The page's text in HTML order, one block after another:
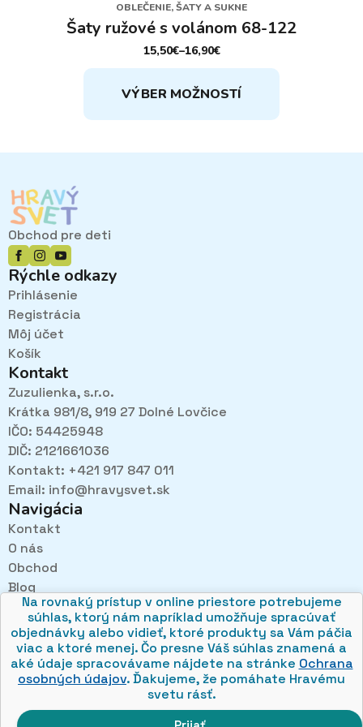
Pri návštevách kamenného obchodu pozorne
načúvame malým aj veľkým, aby sme zistili, čo sa Vám
v obchode páči najviac a mohli sa tak posúvať vpred.
Na rovnaký prístup v online priestore potrebujeme
súhlas, ktorý nám napríklad umožňuje spracúvať
objednávky alebo vidieť, ktoré produkty sa Vám páčia
viac a ktoré menej. Čo presne Váš súhlas znamená a
aké údaje spracovávame nájdete na stránke Ochrana
osobných údajov. Ďakujeme, že pomáhate Hravému
svetu rásť.
🍪
OBLEČENIE, ŠATY A SUKNE
Šaty ružové s volánom 68-122
15,50€–16,90€
PRICE
RANGE:
THROUGH
VÝBER MOŽNOSTÍ
Tento
produkt
má
variantov.
vybrať
stránke
Obchod pre deti
Rýchle odkazy
Prihlásenie
Registrácia
Môj účet
Košík
Kontakt
Zuzulienka, s.r.o.
Krátka 981/8, 919 27 Dolné Lovčice
IČO: 54425948
DIČ: 2121661036
Kontakt: +421 917 847 011
Email: info@hravysvet.sk
Navigácia
Kontakt
O nás
Obchod
Blog
Obchodné podmienky
Ochrana osobných údajov
© 2026 hravysvet.sk